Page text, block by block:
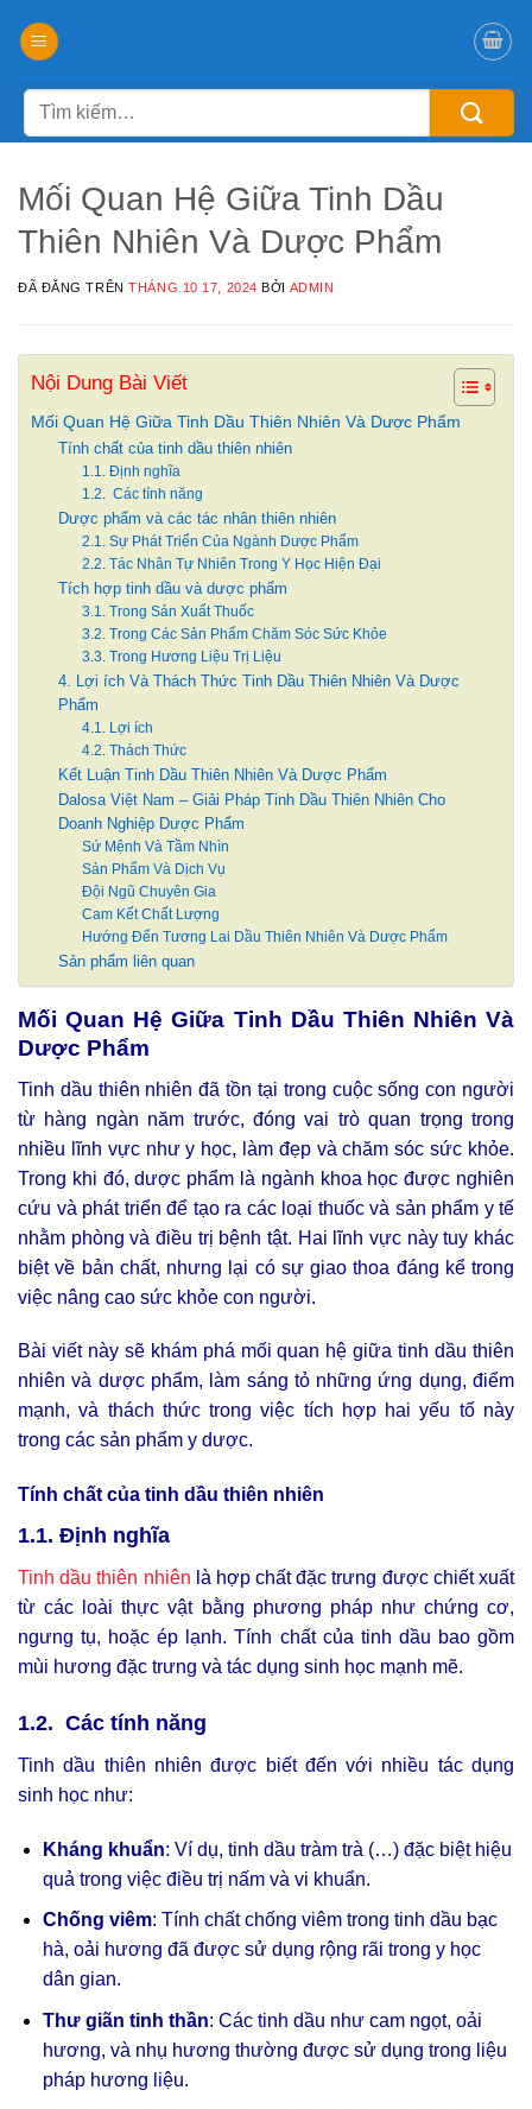
đến
dungTìm
kiếm:
Mối Quan Hệ Giữa Tinh Dầu
Thiên Nhiên Và Dược Phẩm
ĐÃ ĐĂNG TRÊNTHÁNG 10 17, 2024 BỞI ADMIN
Nội Dung Bài Viết
Mối Quan Hệ Giữa Tinh Dầu Thiên Nhiên Và Dược Phẩm
Tính chất của tinh dầu thiên nhiên
1.1. Định nghĩa
1.2. Các tính năng
Dược phẩm và các tác nhân thiên nhiên
2.1. Sự Phát Triển Của Ngành Dược Phẩm
2.2. Tác Nhân Tự Nhiên Trong Y Học Hiện Đại
Tích hợp tinh dầu và dược phẩm
3.1. Trong Sản Xuất Thuốc
3.2. Trong Các Sản Phẩm Chăm Sóc Sức Khỏe
3.3. Trong Hương Liệu Trị Liệu
4. Lợi ích Và Thách Thức Tinh Dầu Thiên Nhiên Và Dược
Phẩm
4.1. Lợi ích
4.2. Thách Thức
Kết Luận Tinh Dầu Thiên Nhiên Và Dược Phẩm
Dalosa Việt Nam – Giải Pháp Tinh Dầu Thiên Nhiên Cho
Doanh Nghiệp Dược Phẩm
Sứ Mệnh Và Tầm Nhìn
Sản Phẩm Và Dịch Vụ
Đội Ngũ Chuyên Gia
Cam Kết Chất Lượng
Hướng Đến Tương Lai Dầu Thiên Nhiên Và Dược Phẩm
Sản phẩm liên quan
Mối Quan Hệ Giữa Tinh Dầu Thiên Nhiên Và
Dược Phẩm
Tinh dầu thiên nhiên đã tồn tại trong cuộc sống con người
từ hàng ngàn năm trước, đóng vai trò quan trọng trong
nhiều lĩnh vực như y học, làm đẹp và chăm sóc sức khỏe.
Trong khi đó, dược phẩm là ngành khoa học được nghiên
cứu và phát triển để tạo ra các loại thuốc và sản phẩm y tế
nhằm phòng và điều trị bệnh tật. Hai lĩnh vực này tuy khác
biệt về bản chất, nhưng lại có sự giao thoa đáng kể trong
việc nâng cao sức khỏe con người.
Bài viết này sẽ khám phá mối quan hệ giữatinh dầu thiên
nhiên và dược phẩm, làm sáng tỏ những ứng dụng, điểm
mạnh, và thách thức trong việc tích hợp hai yếu tố này
trong các sản phẩm y dược.
Tính chất của tinh dầu thiên nhiên
1.1. Định nghĩa
Tinh dầu thiên nhiên là hợp chất đặc trưng được chiết xuất
từ các loài thực vật bằng phương pháp như chứng cơ,
ngưng tụ, hoặc ép lạnh. Tính chất của tinh dầu bao gồm
mùi hương đặc trưng và tác dụng sinh học mạnh mẽ.
1.2. Các tính năng
Tinh dầu thiên nhiên được biết đến với nhiều tác dụng
sinh học như:
Kháng khuẩn: Ví dụ, tinh dầu tràm trà (…) đặc biệt hiệu
quả trong việc điều trị nấm và vi khuẩn.
Chống viêm: Tính chất chống viêm trong tinh dầu bạc
hà, oải hương đã được sử dụng rộng rãi trong y học
dân gian.
Thư giãn tinh thần: Các tinh dầu như cam ngọt, oải
hương, và nhụ hương thường được sử dụng trong liệu
pháp hương liệu.